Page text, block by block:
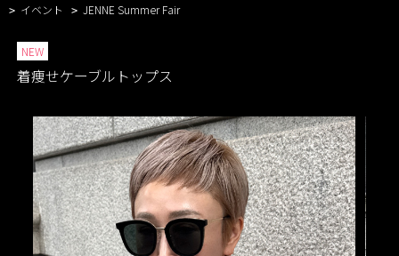
> イベント > JENNE Summer Fair
NEW
着痩せケーブルトップス